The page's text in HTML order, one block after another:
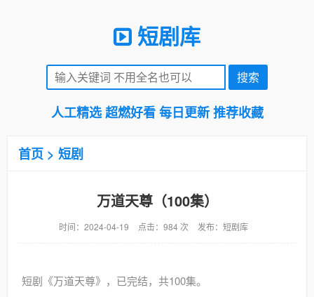
短剧库
人工精选 超燃好看 每日更新 推荐收藏
首页 > 短剧
万道天尊（100集）
时间：2024-04-19 点击：984 次 发布：短剧库
短剧《万道天尊》，已完结，共100集。